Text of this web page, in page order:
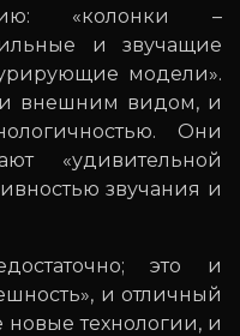
«колонки –
и звучащие
модели».
и внешним видом, и
Они
«удивительной
звучания и
это и
и отличный
технологии, и